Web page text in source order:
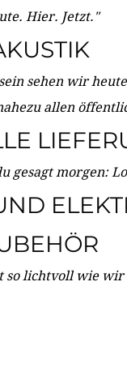
Hier. Jetzt."
sehen wir
allen
gesagt morgen:
so lichtvoll wie wir